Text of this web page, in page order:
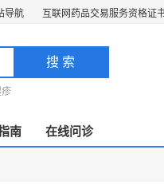
导航 互联网药品交易服务资格证
搜 索
南 在线问诊